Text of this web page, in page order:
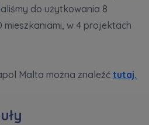
do użytkowania 8
mieszkaniami, w 4 projektach
Malta można znaleźć tutaj.
na